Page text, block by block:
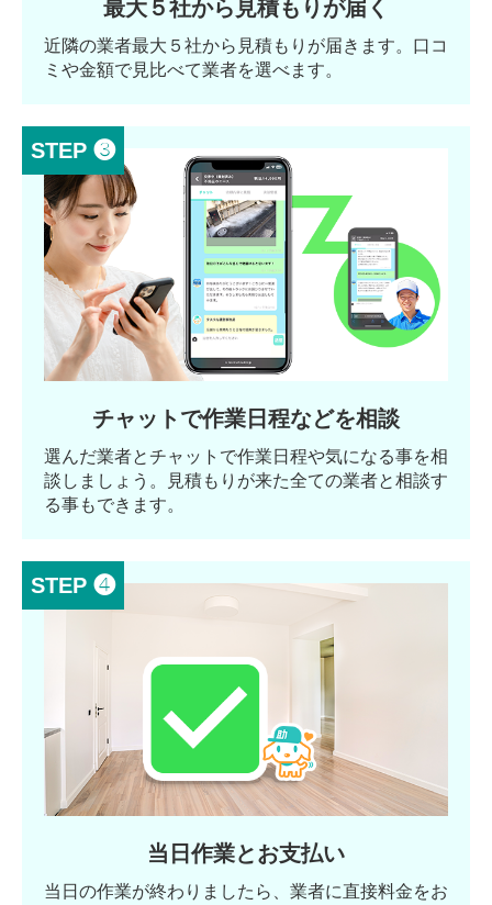
最大５社から見積もりが届く
近隣の業者最大５社から見積もりが届きます。口コ
ミや金額で見比べて業者を選べます。
STEP ❸
チャットで作業日程などを相談
選んだ業者とチャットで作業日程や気になる事を相
談しましょう。見積もりが来た全ての業者と相談す
る事もできます。
STEP ❹
当日作業とお支払い
当日の作業が終わりましたら、業者に直接料金をお